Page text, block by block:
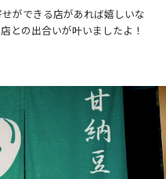
ができる店があれば嬉しいな
との出合いが叶いましたよ！